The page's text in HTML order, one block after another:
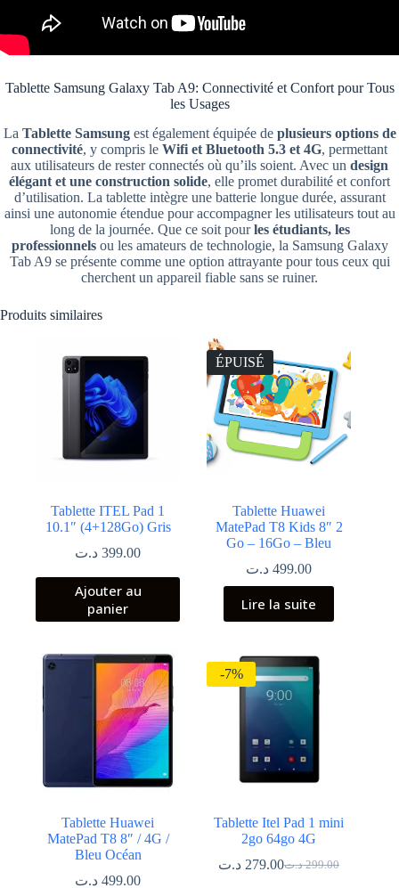
Tablette Samsung Galaxy Tab A9: Connectivité et Confort pour Tous
les Usages
La Tablette Samsungest également équipée deplusieurs options de
connectivité, y compris le Wifi et Bluetooth 5.3 et 4G, permettant
aux utilisateurs de rester connectés où qu’ils soient. Avec un design
élégant et une construction solide, elle promet durabilité et confort
d’utilisation. La tablette intègre une batterie longue durée, assurant
ainsi une autonomie étendue pour accompagner les utilisateurs tout au
long de la journée. Que ce soit pourles étudiants, les
professionnelsou les amateurs de technologie, la Samsung Galaxy
Tab A9 se présente comme une option attrayante pour tous ceux qui
cherchent un appareil fiable sans se ruiner.
Produits similaires
Tablette ITEL Pad 1
10.1″ (4+128Go) Gris
399.00 د.ت
Ajouter au
panier
ÉPUISÉ
Tablette Huawei
MatePad T8 Kids 8″ 2
Go – 16Go – Bleu
499.00 د.ت
Lire la suite
Tablette Huawei
MatePad T8 8″ / 4G /
Bleu Océan
499.00 د.ت
-7%
Tablette Itel Pad 1 mini
2go 64go 4G
299.00 د.تLe
279.00 د.ت
Le